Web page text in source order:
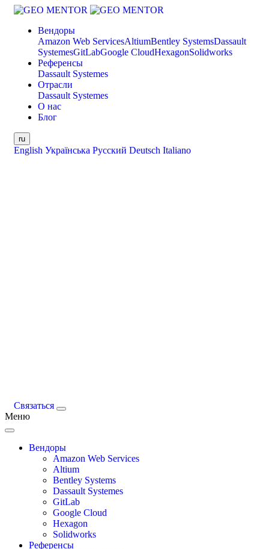
Вендоры
Amazon Web ServicesAltiumBentley SystemsDassault
SystemesGitLabGoogle CloudHexagonSolidworks
Референсы
Dassault Systemes
Отрасли
Dassault Systemes
О нас
Блог
ru
English Українська Русский Deutsch Italiano
Связаться
Меню
Вендоры
Amazon Web Services
Altium
Bentley Systems
Dassault Systemes
GitLab
Google Cloud
Hexagon
Solidworks
Референсы